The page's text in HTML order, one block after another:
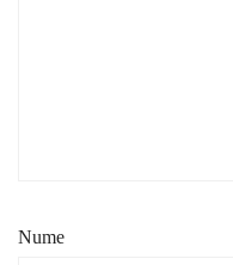
Nume